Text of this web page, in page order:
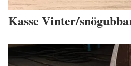
Kasse Vinter/